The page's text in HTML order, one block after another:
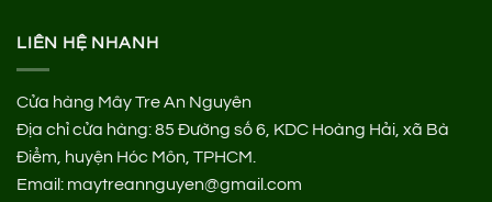
LIÊN HỆ NHANH
Cửa hàng Mây Tre An Nguyên
Địa chỉ cửa hàng:85 Đường số 6, KDC Hoàng Hải, xã Bà
Điểm, huyện Hóc Môn, TPHCM.
Email: maytreannguyen@gmail.com